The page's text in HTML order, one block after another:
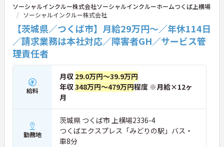
ソーシャルインクルー株式会社ソーシャルインクルーホームつくば上横場
ソーシャルインクルー株式会社
【茨城県／つくば市】月給29万円～／年休114日
／請求業務は本社対応／障害者GH／サービス管
理責任者
給料
月収 29.0万円～39.9万円
年収348万円～479万円程度 ※月給×12ヶ
月
勤務地
茨城県 つくば市 上横場2336-4
つくばエクスプレス「みどりの駅」バス・
車8分